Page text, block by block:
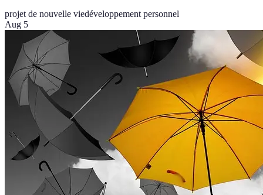
projet de nouvelle viedéveloppement personnel
Aug 5